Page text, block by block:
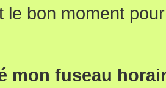
le bon moment
mon fuseau